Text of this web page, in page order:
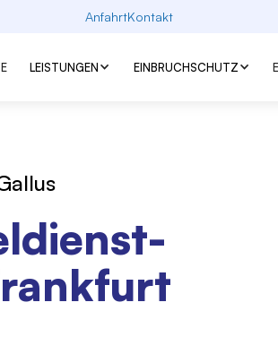
AnfahrtKontakt
LEISTUNGEN EINBRUCHSCHUTZ